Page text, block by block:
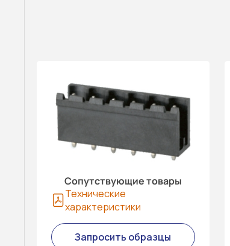
Сопутствующие товары
Технические
характеристики
Запросить образцы